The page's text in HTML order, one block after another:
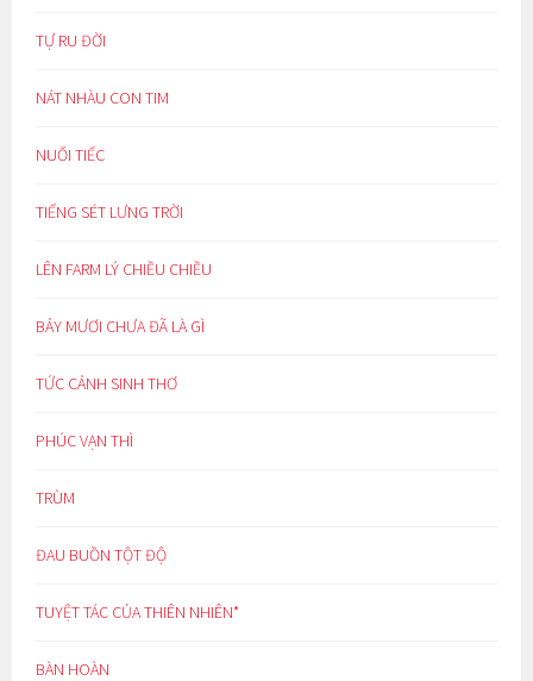
TỰ RU ĐỜI
NÁT NHÀU CON TIM
NUỐI TIẾC
TIẾNG SÉT LƯNG TRỜI
LÊN FARM LÝ CHIỀU CHIỀU
BẢY MƯƠI CHƯA ĐÃ LÀ GÌ
TỨC CẢNH SINH THƠ
PHÚC VẠN THÌ
TRÙM
ĐAU BUỒN TỘT ĐỘ
TUYỆT TÁC CỦA THIÊN NHIÊN*
BÀN HOÀN